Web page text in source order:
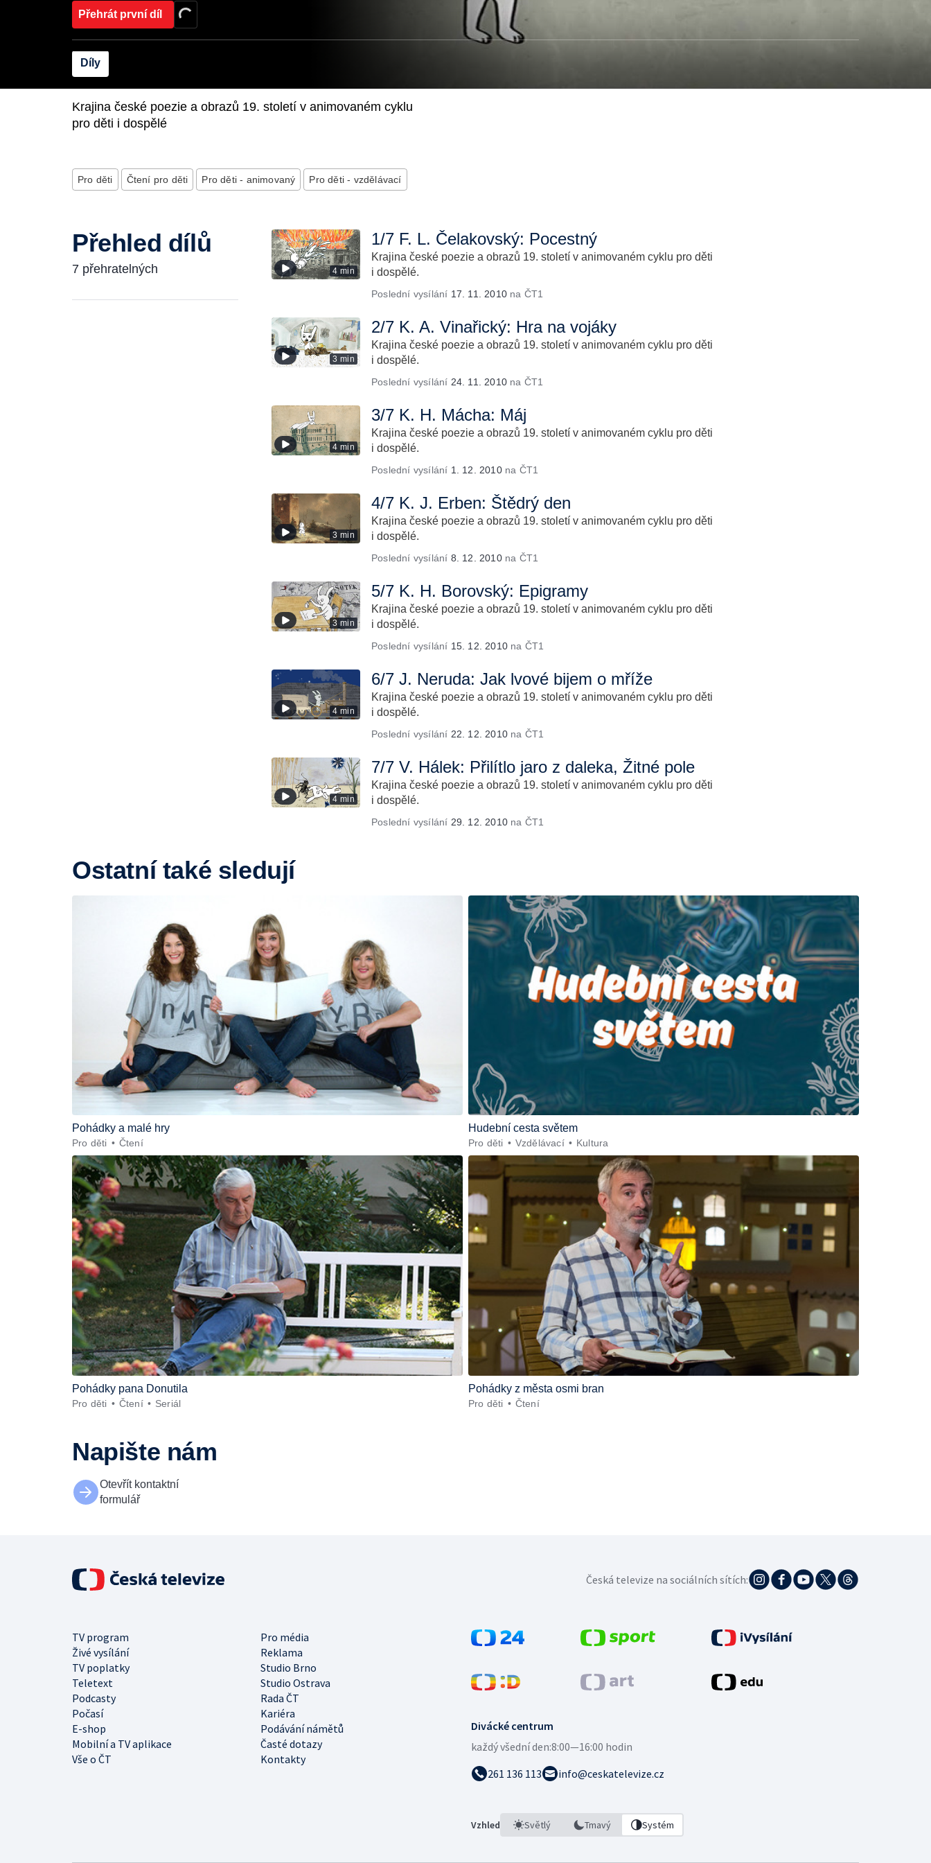
Přehrát první díl
Díly
Krajina české poezie a obrazů 19. století v animovaném cyklu
pro děti i dospělé
Pro děti Čtení pro děti Pro děti - animovaný Pro děti - vzdělávací
Přehled dílů
7 přehratelných 4 min
1/7 F. L. Čelakovský: Pocestný
Krajina české poezie a obrazů 19. století v animovaném cyklu pro děti
i dospělé.
Poslední vysílání 17. 11. 2010 na ČT1
3 min
2/7 K. A. Vinařický: Hra na vojáky
Krajina české poezie a obrazů 19. století v animovaném cyklu pro děti
i dospělé.
Poslední vysílání 24. 11. 2010 na ČT1
4 min
3/7 K. H. Mácha: Máj
Krajina české poezie a obrazů 19. století v animovaném cyklu pro děti
i dospělé.
Poslední vysílání 1. 12. 2010na ČT1
3 min
4/7 K. J. Erben: Štědrý den
Krajina české poezie a obrazů 19. století v animovaném cyklu pro děti
i dospělé.
Poslední vysílání 8. 12. 2010na ČT1
3 min
5/7 K. H. Borovský: Epigramy
Krajina české poezie a obrazů 19. století v animovaném cyklu pro děti
i dospělé.
Poslední vysílání 15. 12. 2010 na ČT1
4 min
6/7 J. Neruda: Jak lvové bijem o mříže
Krajina české poezie a obrazů 19. století v animovaném cyklu pro děti
i dospělé.
Poslední vysílání 22. 12. 2010 na ČT1
4 min
7/7 V. Hálek: Přilítlo jaro z daleka, Žitné pole
Krajina české poezie a obrazů 19. století v animovaném cyklu pro děti
i dospělé.
Poslední vysílání 29. 12. 2010 na ČT1
Ostatní také sledují
Pohádky a malé hry
Pro děti Čtení
Hudební cesta světem
Pro děti Vzdělávací Kultura
Pohádky pana Donutila
Pro děti Čtení Seriál
Pohádky z města osmi bran
Pro děti Čtení
Napište nám
Otevřít kontaktní
formulář
Divácké centrum
každý všední den:8:00—16:00 hodin
261 136 113
info@ceskatelevize.cz
Vzhled Světlý Tmavý Systém
TV program
Pro média
Živé vysílání
Reklama
TV poplatky
Studio Brno
Teletext
Studio Ostrava
Podcasty
Rada ČT
Počasí
Kariéra
E-shop
Podávání námětů
Mobilní a TV aplikace
Časté dotazy
Vše o ČT
Kontakty
Česká televize na sociálních sítích: